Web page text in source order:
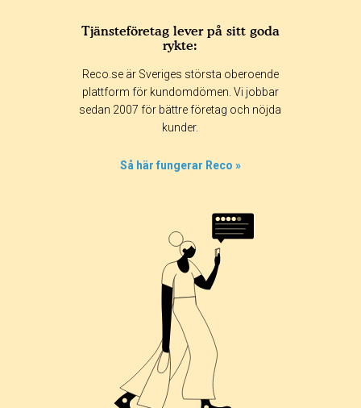
Tjänsteföretag lever på sitt goda
rykte:
Reco.se är Sveriges största oberoende
plattform för kundomdömen. Vi jobbar
sedan 2007 för bättre företag och nöjda
kunder.
Så här fungerar Reco »